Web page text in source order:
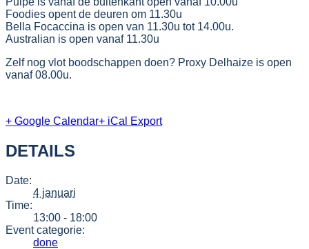
Foodies opent de deuren om 11.30u
Bella Focaccina is open van 11.30u tot 14.00u.
Australian is open vanaf 11.30u
Zelf nog vlot boodschappen doen? Proxy Delhaize is open
vanaf 08.00u.
+ Google Calendar+ iCal Export
DETAILS
Date:
4 januari
Time:
13:00 - 18:00
Event categorie:
done